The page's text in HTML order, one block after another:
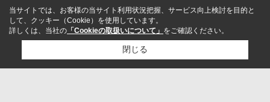
当サイトでは、お客様の当サイト利用状況把握、サービス向上検討を目的と
して、クッキー（Cookie）を使用しています。
詳しくは、当社の 「Cookieの取扱いについて」 をご確認ください。
閉じる